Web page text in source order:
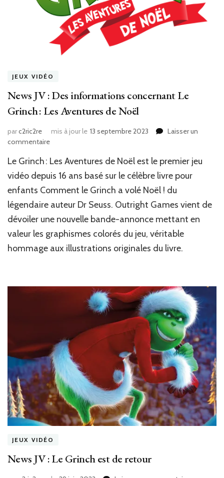
JEUX VIDÉO
News JV : Des informations concernant Le
Grinch : Les Aventures de Noël
parc2ric2re mis à jour le 13 septembre 2023
Laisser un
commentairesur
JV
:
informations
concernant
Grinch :
Les
Aventures
Le Grinch : Les Aventures de Noël est le premier jeu
vidéo depuis 16 ans basé sur le célèbre livre pour
enfants Comment le Grinch a volé Noël ! du
légendaire auteur Dr Seuss. Outright Games vient de
dévoiler une nouvelle bande-annonce mettant en
valeur les graphismes colorés du jeu, véritable
hommage aux illustrations originales du livre.
JEUX VIDÉO
News JV : Le Grinch est de retour